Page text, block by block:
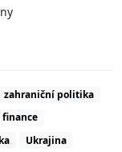
zahraniční politika
finance
Ukrajina